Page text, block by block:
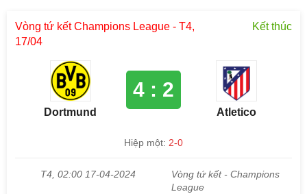
Vòng tứ kết Champions League - T4,
17/04
Kết thúc
Dortmund
4 : 2
Atletico
Hiệp một: 2-0
T4, 02:00 17-04-2024
Vòng tứ kết - Champions
League